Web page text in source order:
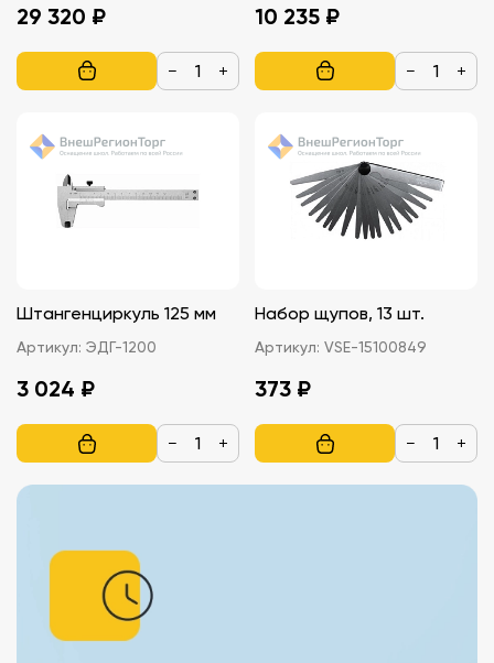
29 320 ₽
− +
10 235 ₽
− +
Штангенциркуль 125 мм
Артикул: ЭДГ-1200
3 024 ₽
− +
Набор щупов, 13 шт.
Артикул: VSE-15100849
373 ₽
− +